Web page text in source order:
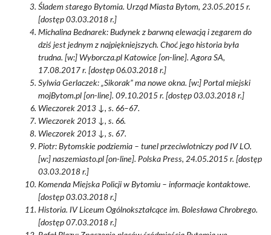
Śladem starego Bytomia. Urząd Miasta Bytom, 23.05.2015 r.
[dostęp 03.03.2018 r.]
Michalina Bednarek: Budynek z barwną elewacją i zegarem do
dziś jest jednym z najpiękniejszych. Choć jego historia była
trudna. [w:] Wyborcza.pl Katowice [on-line]. Agora SA,
17.08.2017 r. [dostęp 06.03.2018 r.]
Sylwia Gerlaczek: „Sikorak” ma nowe okna. [w:] Portal miejski
mojBytom.pl [on-line]. 09.10.2015 r. [dostęp 03.03.2018 r.]
Wieczorek 2013 ↓, s. 66–67.
Wieczorek 2013 ↓, s. 66.
Wieczorek 2013 ↓, s. 67.
Piotr: Bytomskie podziemia – tunel przeciwlotniczy pod IV LO.
[w:] naszemiasto.pl [on-line]. Polska Press, 24.05.2015 r. [dostęp
03.03.2018 r.]
Komenda Miejska Policji w Bytomiu – informacje kontaktowe.
[dostęp 03.03.2018 r.]
Historia. IV Liceum Ogólnokształcące im. Bolesława Chrobrego.
[dostęp 07.03.2018 r.]